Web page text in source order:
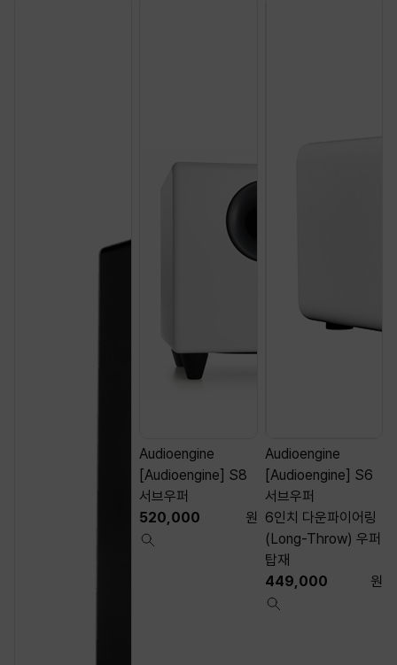
Audioengine
[Audioengine] S8
서브우퍼
520,000
원
Audioengine
[Audioengine] S6
서브우퍼
6인치 다운파이어링
(Long-Throw) 우퍼
탑재
449,000
원